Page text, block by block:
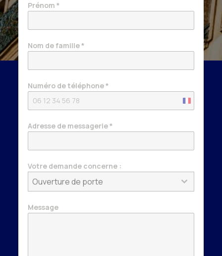
Prénom*
Nom de famille*
Numéro de téléphone*
France
Adresse de messagerie*
Votre demande concerne :
Ouverture de porte
Message